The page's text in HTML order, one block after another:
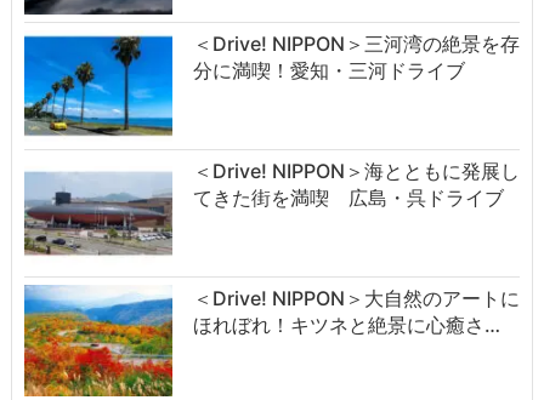
＜Drive! NIPPON＞三河湾の絶景を存
分に満喫！愛知・三河ドライブ
＜Drive! NIPPON＞海とともに発展し
てきた街を満喫 広島・呉ドライブ
＜Drive! NIPPON＞大自然のアートに
ほれぼれ！キツネと絶景に心癒さ…